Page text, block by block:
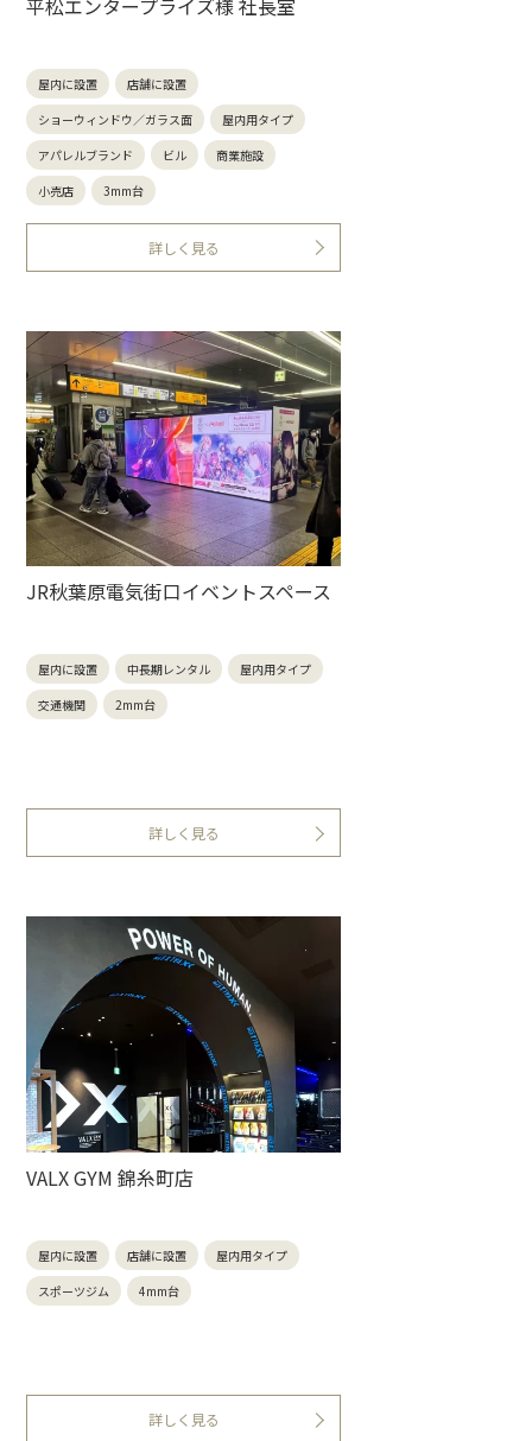
屋内に設置
店舗に設置
ショーウィンドウ／ガラス面
屋内用タイプ
アパレルブランド
ビル
商業施設
小売店
3mm台
詳しく見る
JR秋葉原電気街口イベントスペース
屋内に設置 中長期レンタル
屋内用タイプ
交通機関
2mm台
詳しく見る
VALX GYM 錦糸町店
屋内に設置 店舗に設置
屋内用タイプ
スポーツジム
4mm台
詳しく見る